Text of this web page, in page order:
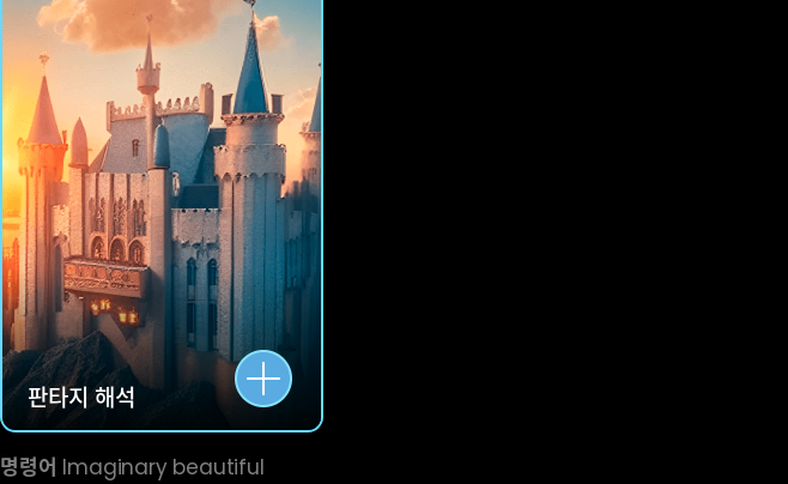
판타지 해석
명령어 Imaginary beautiful